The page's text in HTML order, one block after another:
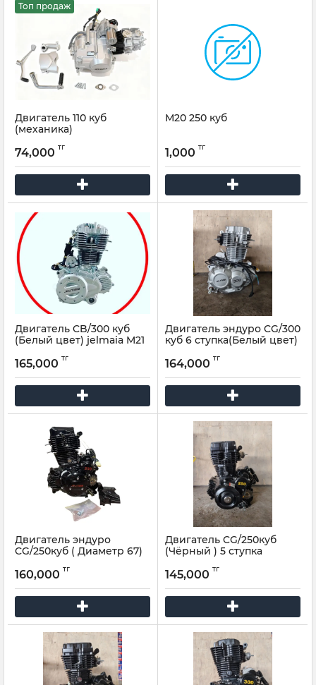
Топ продаж
Двигатель 110 куб
(механика)
74,000 тг
М20 250 куб
1,000 тг
Двигатель CB/300 куб
(Белый цвет) jelmaia M21
165,000 тг
Двигатель эндуро CG/300
куб 6 ступка(Белый цвет)
164,000 тг
Двигатель эндуро
CG/250куб ( Диаметр 67)
160,000 тг
Двигатель CG/250куб
(Чёрный ) 5 ступка
145,000 тг